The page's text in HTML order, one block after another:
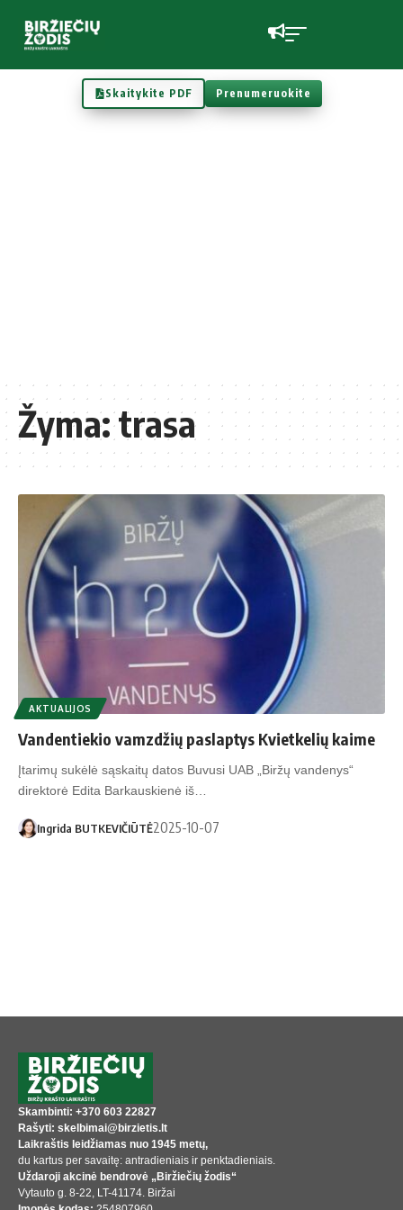
Skaitykite PDF Prenumeruokite
Žyma:trasa
AKTUALIJOS
Vandentiekio vamzdžių paslaptys Kvietkelių kaime
Įtarimų sukėlė sąskaitų datos Buvusi UAB „Biržų vandenys“
direktorė Edita Barkauskienė iš…
Ingrida BUTKEVIČIŪTĖ2025-10-07
Skambinti: +370 603 22827
Rašyti: skelbimai@birzietis.lt
Laikraštis leidžiamas nuo 1945 metų,
du kartus per savaitę: antradieniais ir penktadieniais.
Uždaroji akcinė bendrovė „Biržiečių žodis“
Vytauto g. 8-22, LT-41174. Biržai